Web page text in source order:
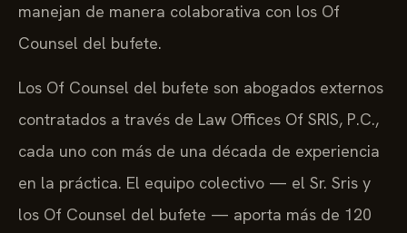
manejan de manera colaborativa con los Of
Counsel del bufete.
Los Of Counsel del bufete son abogados externos
contratados a través de Law Offices Of SRIS, P.C.,
cada uno con más de una década de experiencia
en la práctica. El equipo colectivo — el Sr. Sris y
los Of Counsel del bufete — aporta más de 120